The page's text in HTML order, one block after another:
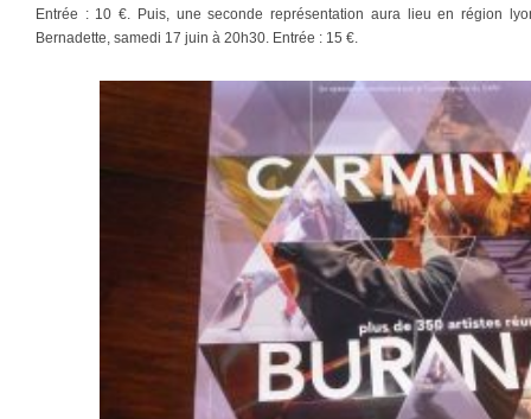
Entrée : 10 €. Puis, une seconde représentation aura lieu en région
Bernadette, samedi 17 juin à 20h30. Entrée : 15 €.